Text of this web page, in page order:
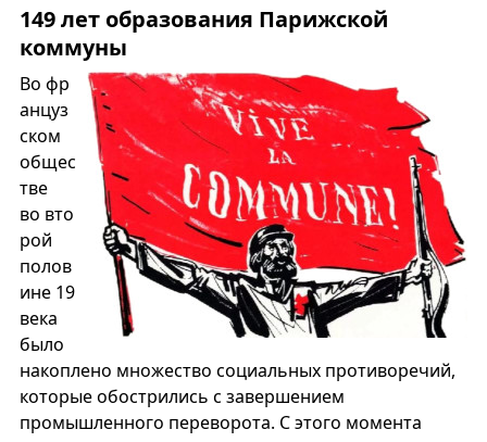
149 лет образования Парижской
коммуны
Во фр
анцуз
ском
общес
тве
во вто
рой
полов
ине 19
века
было
накоплено множество социальных противоречий,
которые обострились с завершением
промышленного переворота. С этого момента